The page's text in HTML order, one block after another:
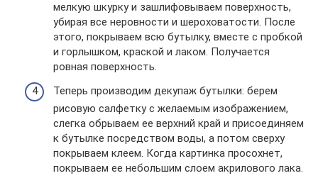
мелкую шкурку и зашлифовываем поверхность,
убирая все неровности и шероховатости. После
этого, покрываем всю бутылку, вместе с пробкой
и горлышком, краской и лаком. Получается
ровная поверхность.
Теперь производим декупаж бутылки: берем
рисовую салфетку с желаемым изображением,
слегка обрываем ее верхний край и присоединяем
к бутылке посредством воды, а потом сверху
покрываем клеем. Когда картинка просохнет,
покрываем ее небольшим слоем акрилового лака.